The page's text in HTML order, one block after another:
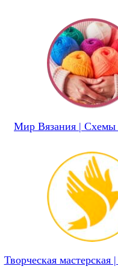
Мир Вязания |
Творческая мастерская